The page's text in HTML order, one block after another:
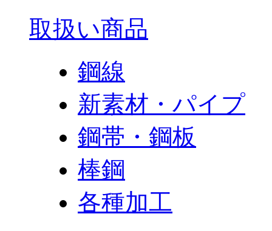
取扱い商品
鋼線
新素材・パイプ
鋼帯・鋼板
棒鋼
各種加工